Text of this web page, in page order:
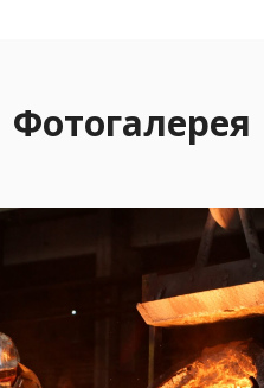
Фотогалерея